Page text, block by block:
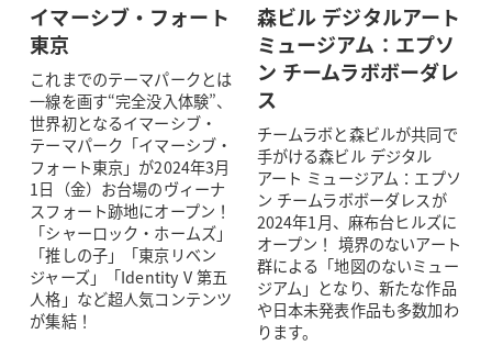
イマーシブ・フォート
東京
これまでのテーマパークとは
一線を画す“完全没入体験”、
世界初となるイマーシブ・
テーマパーク「イマーシブ・
フォート東京」が2024年3月
1日（金）お台場のヴィーナ
スフォート跡地にオープン！
「シャーロック・ホームズ」
「推しの子」「東京リベン
ジャーズ」「Identity V 第五
人格」など超人気コンテンツ
が集結！
森ビル デジタルアート
ミュージアム：エプソ
ン チームラボボーダレ
ス
チームラボと森ビルが共同で
手がける森ビル デジタル
アート ミュージアム：エプソ
ン チームラボボーダレスが
2024年1月、麻布台ヒルズに
オープン！ 境界のないアート
群による「地図のないミュー
ジアム」となり、新たな作品
や日本未発表作品も多数加わ
ります。